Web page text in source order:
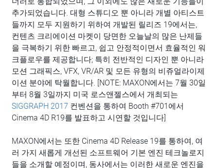
추가되었습니다. 대형 스튜디오 뿐 아니라 개별 아티스트
들까지 모두 지원하기 위하여 개발된 릴리즈 19에서는,
컨텐츠 크리에이션 마켓이 당면한 오늘날의 많은 난제들
을 극복하기 위한 빠르고, 쉽고 안정적이면서 효율적인 워
크플로우를 제공합니다; 특히 전반적인 디자인 뿐 아니라
모션 그래픽스, VFX, VR/AR 및 모든 유형의 비쥬얼라이제
이션 분야에 탁월합니다. [NOTE: MAXON에서는 7월 30일
부터 8월 3일까지 미국 로스앤젤스에서 개최되는
SIGGRAPH 2017 컨벤션을 통하여 Booth #701에서
Cinema 4D R19를 발표하고 시연할 것입니다]
MAXON에서는 또한 Cinema 4D Release 19를 통하여, 여
러 가지 새롭게 개선된 소프트웨어 기본 엔진 테크놀로지
들을 소개할 예정이며, 동사에서는 이러한 새로운 엔진을